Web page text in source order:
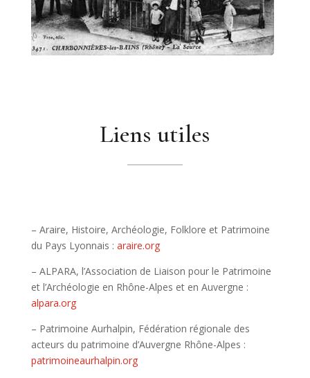
Liens utiles
– Araire, Histoire, Archéologie, Folklore et Patrimoine
du Pays Lyonnais : araire.org
– ALPARA, l’Association de Liaison pour le Patrimoine
et l’Archéologie en Rhône-Alpes et en Auvergne :
alpara.org
– Patrimoine Aurhalpin, Fédération régionale des
acteurs du patrimoine d’Auvergne Rhône-Alpes :
patrimoineaurhalpin.org